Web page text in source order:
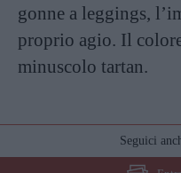
gonne a leggings,
proprio agio. Il
minuscolo tartan.
Seguici